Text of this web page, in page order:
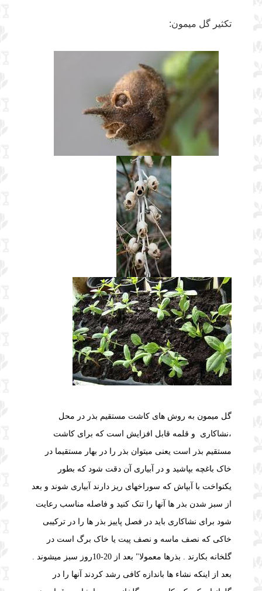
تکثیر گل میمون:
گل میمون به روش های کاشت مستقیم بذر در محل
،نشاکاری و قلمه قابل افزایش است که برای کاشت
مستقیم بذر است یعنی میتوان بذر را در بهار مستقیما در
خاک باغچه بپاشید و در آبیاری آن دقت شود که بطور
یکنواخت با آبپاش که سوراخهای ریز دارند آبیاری شوند و بعد
از سبز شدن بذر ها آنها را تنک کنید و فاصله مناسب رعایت
شود برای نشاکاری باید در فصل پاییز بذر ها را در ترکیبی
خاکی که نصف ماسه و نصف پیت یا خاک برگ است در
گلخانه بکارند . بذرها معمولا" بعد از 20-10روز سبز میشوند .
بعد از اینکه نشاء ها باندازه کافی رشد کردند آنها را در